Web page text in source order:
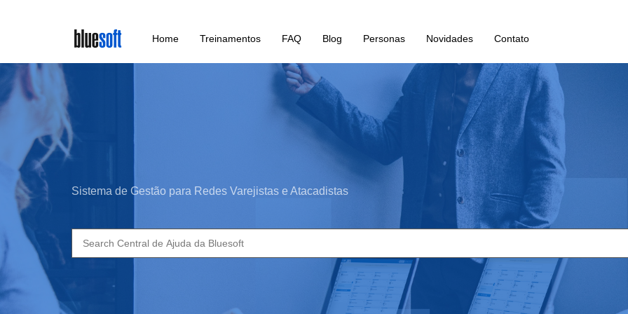
main
content
Home Treinamentos FAQ Blog Personas Novidades Contato
Sistema de Gestão para Redes Varejistas e Atacadistas
Search
for: